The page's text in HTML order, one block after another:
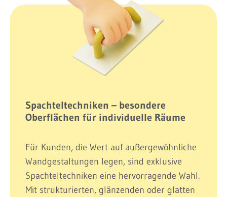
Spachteltechniken – besondere
Oberflächen für individuelle Räume
Für Kunden, die Wert auf außergewöhnliche
Wandgestaltungen legen, sind exklusive
Spachteltechniken eine hervorragende Wahl.
Mit strukturierten, glänzenden oder glatten